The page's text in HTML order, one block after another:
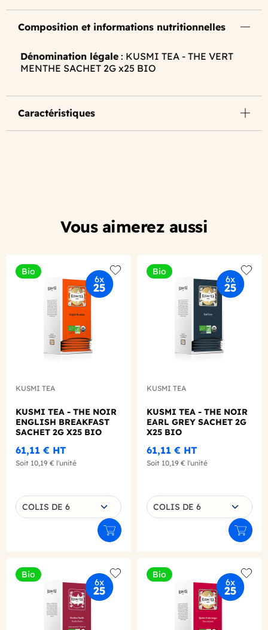
Composition et informations nutritionnelles
Dénomination légale : KUSMI TEA - THE VERT
MENTHE SACHET 2G x25 BIO
Caractéristiques
Vous aimerez aussi
Bio
Add to wishlist
KUSMI TEA
KUSMI TEA - THE NOIR
ENGLISH BREAKFAST
SACHET 2G X25 BIO
61,11 € HT
Soit 10,19 € l'unité
Choisissez une déclinaison
COLIS DE 6
Ajouter au panier
Bio
Add
KUSMI TEA
KUSMI TEA - THE NOIR
EARL GREY SACHET 2G
X25 BIO
61,11 € HT
Soit 10,19 € l'unité
Choisissez une déclinaison
COLIS DE 6
Bio
Add to wishlist
Bio
Add